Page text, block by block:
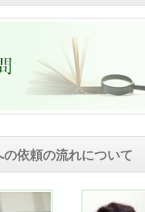
依頼の流れについて